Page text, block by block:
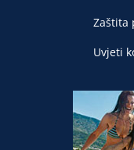
Zaštita
Uvjeti